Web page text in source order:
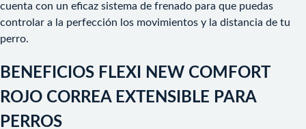
cuenta con un eficaz sistema de frenado para que puedas
controlar a la perfección los movimientos y la distancia de tu
perro.
BENEFICIOS FLEXI NEW COMFORT
ROJO CORREA EXTENSIBLE PARA
PERROS